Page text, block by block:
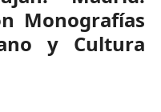
Monografías
y Cultura